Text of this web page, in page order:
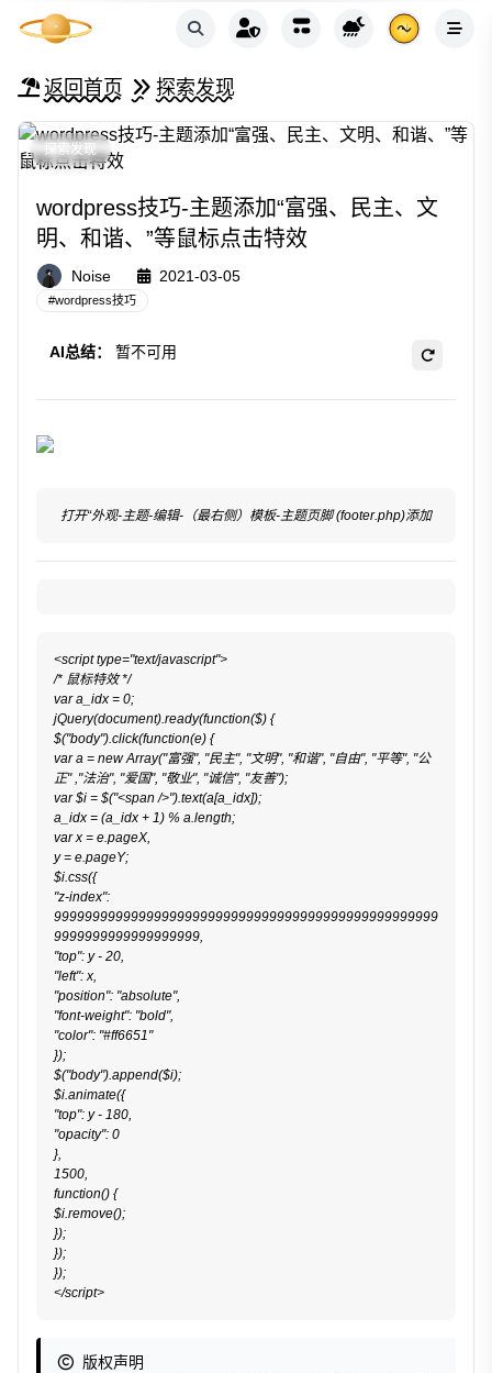
返回首页 探索发现
探索发现
wordpress技巧-主题添加“富强、民主、文
明、和谐、”等鼠标点击特效
Noise 2021-03-05
#wordpress技巧
AI总结： 暂不可用
打开“外观-主题-编辑-（最右侧）模板-主题页脚 (footer.php)添加
<script type="text/javascript">
/* 鼠标特效 */
var a_idx = 0;
jQuery(document).ready(function($) {
$("body").click(function(e) {
var a = new Array("富强", "民主", "文明", "和谐", "自由", "平等", "公
正" ,"法治", "爱国", "敬业", "诚信", "友善");
var $i = $("<span />").text(a[a_idx]);
a_idx = (a_idx + 1) % a.length;
var x = e.pageX,
y = e.pageY;
$i.css({
"z-index":
99999999999999999999999999999999999999999999999999
9999999999999999999,
"top": y - 20,
"left": x,
"position": "absolute",
"font-weight": "bold",
"color": "#ff6651"
});
$("body").append($i);
$i.animate({
"top": y - 180,
"opacity": 0
},
1500,
function() {
$i.remove();
});
});
});
</script>
版权声明